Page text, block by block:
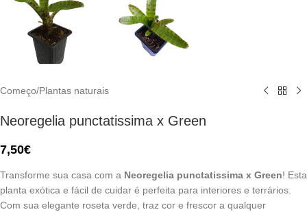
Começo/Plantas naturais
Neoregelia punctatissima x Green
7,50€
Transforme sua casa com a Neoregelia punctatissima x Green! Esta
planta exótica e fácil de cuidar é perfeita para interiores e terrários.
Com sua elegante roseta verde, traz cor e frescor a qualquer